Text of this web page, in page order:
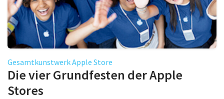
Gesamtkunstwerk Apple Store
Die vier Grundfesten der Apple
Stores